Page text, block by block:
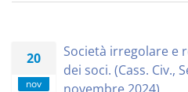
20
nov
Società irregolare e
dei soci. (Cass. Civ.,